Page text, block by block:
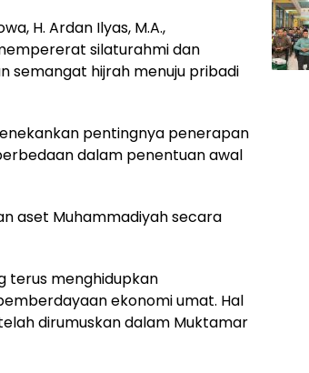
H. Ardan Ilyas, M.A.,
silaturahmi dan
semangat hijrah menuju pribadi
pentingnya penerapan
dalam penentuan awal
aset Muhammadiyah secara
terus menghidupkan
ekonomi umat. Hal
dirumuskan dalam Muktamar